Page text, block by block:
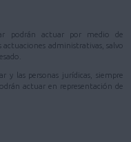
podrán actuar por medio de
administrativas, salvo
y las personas jurídicas, siempre
actuar en representación de